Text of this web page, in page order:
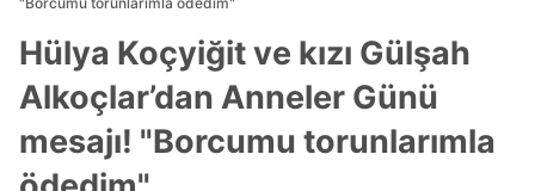
Hülya Koçyiğit ve kızı Gülşah
Alkoçlar’dan Anneler Günü
mesajı! "Borcumu torunlarımla